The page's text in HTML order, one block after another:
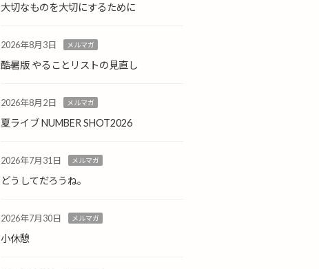
大切なものを大切にするために
2026年8月3日 メルマガ
酷暑版 やることリストの見直し
2026年8月2日 メルマガ
夏ライブ NUMBER SHOT2026
2026年7月31日 メルマガ
どうしてだろうね。
2026年7月30日 メルマガ
小休憩